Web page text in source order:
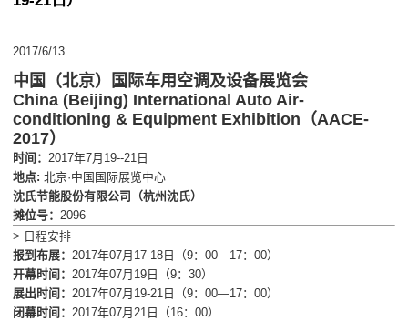
2017/6/13
中国（北京）国际车用空调及设备展览会
China (Beijing) International Auto Air-
conditioning & Equipment Exhibition（AACE-
2017）
时间：2017年7月19--21日
地点:北京·中国国际展览中心
沈氏节能股份有限公司（杭州沈氏）
摊位号：2096
> 日程安排
报到布展：2017年07月17-18日（9：00—17：00）
开幕时间：2017年07月19日（9：30）
展出时间：2017年07月19-21日（9：00—17：00）
闭幕时间：2017年07月21日（16：00）